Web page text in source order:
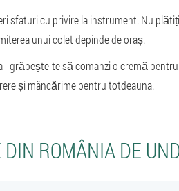
sfaturi cu privire la instrument. Nu
unui colet depinde de oraș.
- grăbește-te să comanzi o cremă
și mâncărime pentru totdeauna.
DIN ROMÂNIA DE